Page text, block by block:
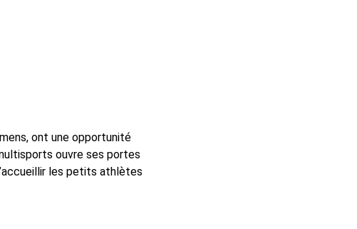
ont une opportunité
ouvre ses portes
les petits athlètes